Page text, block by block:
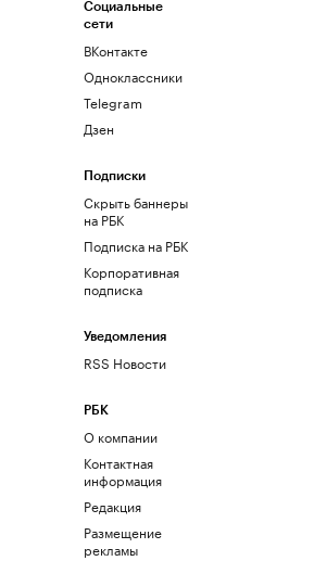
Социальные
сети
ВКонтакте
Одноклассники
Telegram
Дзен
Подписки
Скрыть баннеры
на РБК
Подписка на РБК
Корпоративная
подписка
Уведомления
RSS Новости
РБК
О компании
Контактная
информация
Редакция
Размещение
рекламы